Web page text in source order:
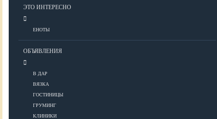
ЭТО ИНТЕРЕСНО
ЕНОТЫ
ОБЪЯВЛЕНИЯ
В ДАР
ВЯЗКА
ГОСТИНИЦЫ
ГРУМИНГ
КЛИНИКИ
Кормление щенков
Диетическое и лечебное кормление
УХОД